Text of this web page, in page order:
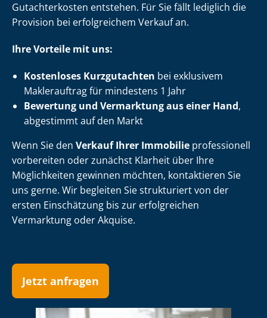
Gutachterkosten entstehen. Für Sie fällt lediglich die
Provision bei erfolgreichem Verkauf an.
Ihre Vorteile mit uns:
Kostenloses Kurzgutachten bei exklusivem
Maklerauftrag für mindestens 1 Jahr
Bewertung und Vermarktung aus einer Hand,
abgestimmt auf den Markt
Wenn Sie den Verkauf Ihrer Immobilie professionell
vorbereiten oder zunächst Klarheit über Ihre
Möglichkeiten gewinnen möchten, kontaktieren Sie
uns gerne. Wir begleiten Sie strukturiert von der
ersten Einschätzung bis zur erfolgreichen
Vermarktung oder Akquise.
Jetzt anfragen